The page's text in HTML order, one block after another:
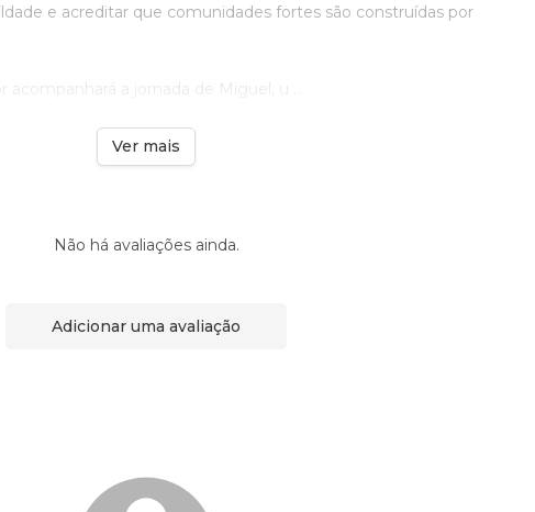
e acreditar que comunidades fortes são construídas por
acompanhará a jornada de Miguel, u ...
Ver mais
Não há avaliações ainda.
Adicionar uma avaliação